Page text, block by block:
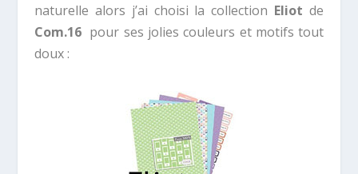
naturelle alors j’ai choisi la collection Eliot de
Com.16 pour ses jolies couleurs et motifs tout
doux :